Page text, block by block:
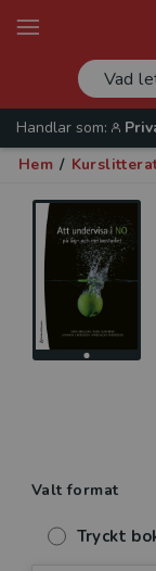
Handlar som:
Hem /
Valt format
Tryckt